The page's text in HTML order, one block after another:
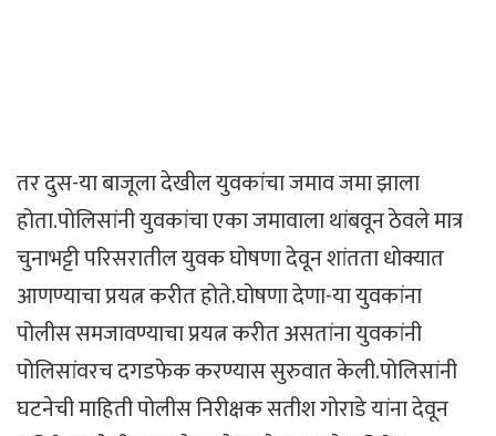
तर दुस-या बाजूला देखील युवकांचा जमाव जमा झाला
होता.पोलिसांनी युवकांचा एका जमावाला थांबवून ठेवले मात्र
चुनाभट्टी परिसरातील युवक घोषणा देवून शांतता धोक्यात
आणण्याचा प्रयत्न करीत होते.घोषणा देणा-या युवकांना
पोलीस समजावण्याचा प्रयत्न करीत असतांना युवकांनी
पोलिसांवरच दगडफेक करण्यास सुरुवात केली.पोलिसांनी
घटनेची माहिती पोलीस निरीक्षक सतीश गोराडे यांना देवून